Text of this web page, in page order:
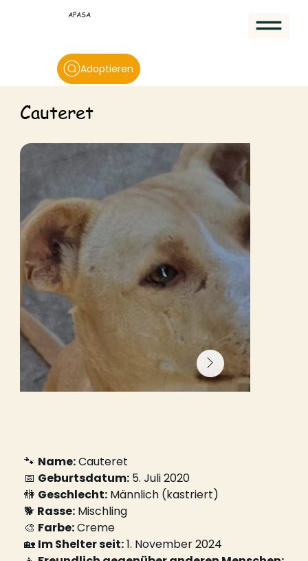
APASA
Adoptieren
Cauteret
🐾 Name: Cauteret
📅 Geburtsdatum: 5. Juli 2020
🚻 Geschlecht: Männlich (kastriert)
🐕 Rasse: Mischling
🎨 Farbe: Creme
🏡 Im Shelter seit: 1. November 2024